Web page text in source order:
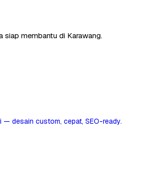
siap membantu di Karawang.
desain custom, cepat, SEO-ready.